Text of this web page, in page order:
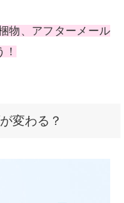
物、アフターメール
変わる？